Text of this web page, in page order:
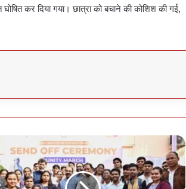
कर दिया गया। छात्रा को बचाने की कोशिश की गई,